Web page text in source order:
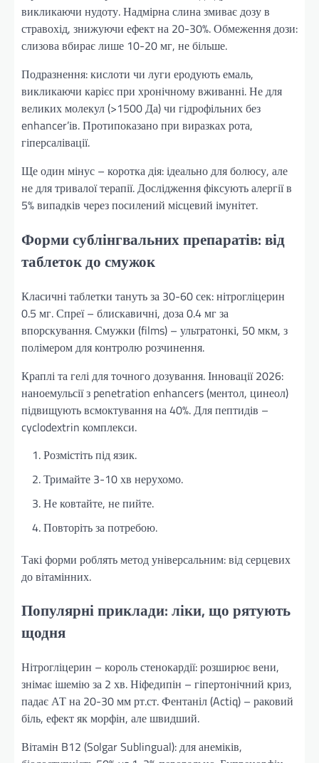
викликаючи нудоту. Надмірна слина змиває дозу в
стравохід, знижуючи ефект на 20-30%. Обмеження дози:
слизова вбирає лише 10-20 мг, не більше.
Подразнення: кислоти чи луги еродують емаль,
викликаючи карієс при хронічному вживанні. Не для
великих молекул (>1500 Да) чи гідрофільних без
enhancer’ів. Протипоказано при виразках рота,
гіперсалівації.
Ще один мінус – коротка дія: ідеально для болюсу, але
не для тривалої терапії. Дослідження фіксують алергії в
5% випадків через посилений місцевий імунітет.
Форми сублінгвальних препаратів: від
таблеток до смужок
Класичні таблетки тануть за 30-60 сек: нітрогліцерин
0.5 мг. Спреї – блискавичні, доза 0.4 мг за
впорскування. Смужки (films) – ультратонкі, 50 мкм, з
полімером для контролю розчинення.
Краплі та гелі для точного дозування. Інновації 2026:
наноемульсії з penetration enhancers (ментол, цинеол)
підвищують всмоктування на 40%. Для пептидів –
cyclodextrin комплекси.
Розмістіть під язик.
Тримайте 3-10 хв нерухомо.
Не ковтайте, не пийте.
Повторіть за потребою.
Такі форми роблять метод універсальним: від серцевих
до вітамінних.
Популярні приклади: ліки, що рятують
щодня
Нітрогліцерин – король стенокардії: розширює вени,
знімає ішемію за 2 хв. Ніфедипін – гіпертонічний криз,
падає АТ на 20-30 мм рт.ст. Фентаніл (Actiq) – раковий
біль, ефект як морфін, але швидший.
Вітамін B12 (Solgar Sublingual): для анеміків,